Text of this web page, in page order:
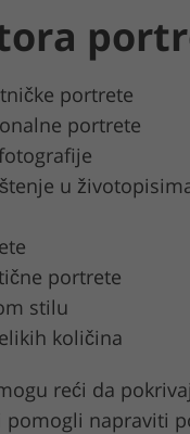
portrete
portrete
u
portrete
stilu
količina
reći da
napraviti